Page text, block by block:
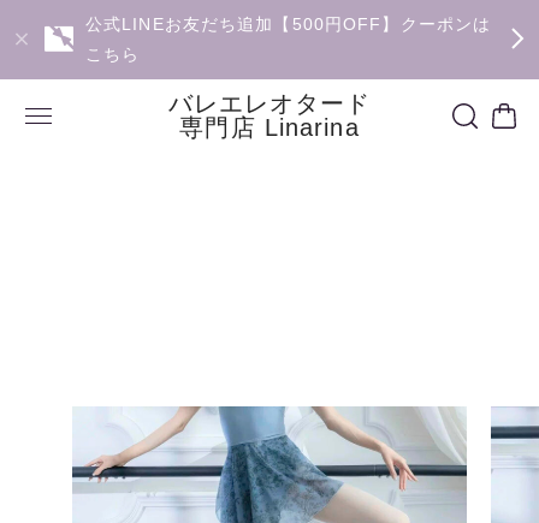
公式LINEお友だち追加【500円OFF】クーポンは
こちら
バレエレオタード
専門店 Linarina